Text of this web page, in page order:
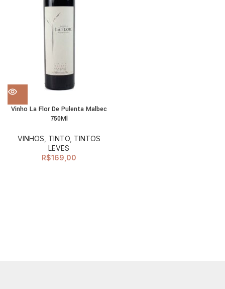
Vinho La Flor De Pulenta Malbec
750Ml
VINHOS TINTO, TINTOS
LEVES
R$169,00